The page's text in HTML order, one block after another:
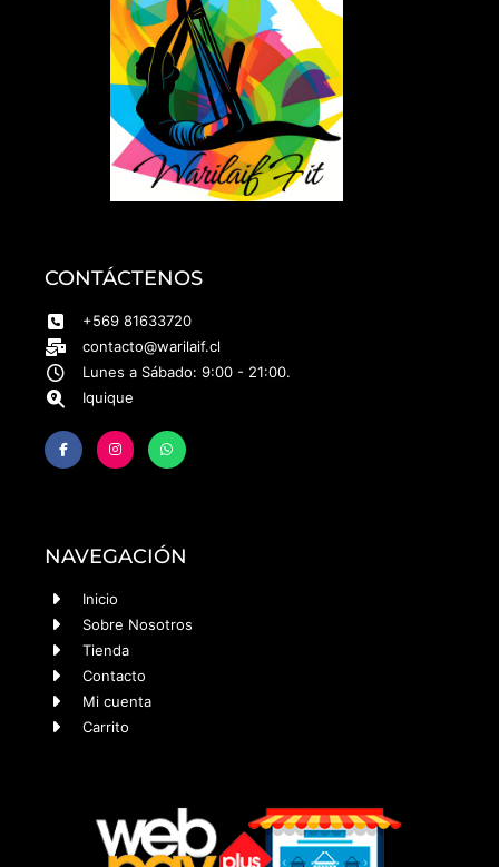
CONTÁCTENOS
+569 81633720
contacto@warilaif.cl
Lunes a Sábado: 9:00 - 21:00.
Iquique
NAVEGACIÓN
Inicio
Sobre Nosotros
Tienda
Contacto
Mi cuenta
Carrito